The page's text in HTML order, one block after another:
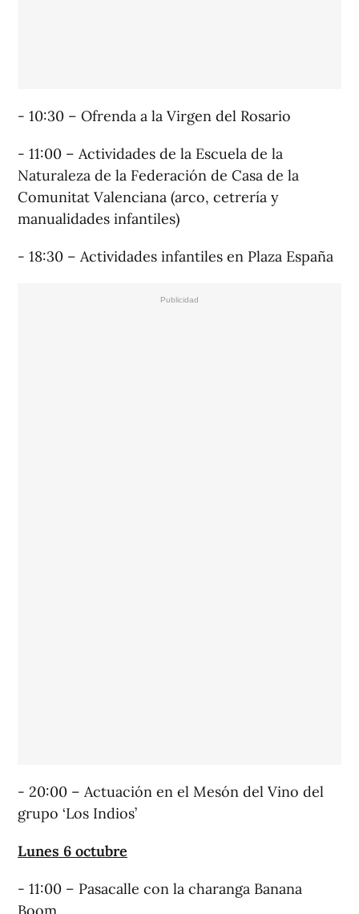
- 10:30 – Ofrenda a la Virgen del Rosario
- 11:00 – Actividades de la Escuela de la
Naturaleza de la Federación de Casa de la
Comunitat Valenciana (arco, cetrería y
manualidades infantiles)
- 18:30 – Actividades infantiles en Plaza España
- 20:00 – Actuación en el Mesón del Vino del
grupo ‘Los Indios’
Lunes 6 octubre
- 11:00 – Pasacalle con la charanga Banana